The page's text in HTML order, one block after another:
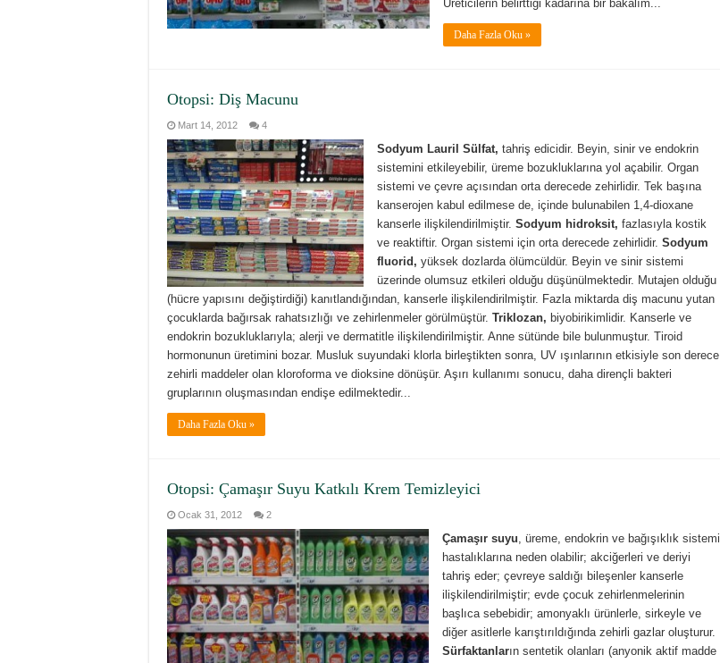
Üreticilerin belirttiği kadarına bir bakalım...
Daha Fazla Oku »
Otopsi: Diş Macunu
Mart 14, 2012 4
Sodyum Lauril Sülfat, tahriş edicidir. Beyin, sinir ve endokrin
sistemini etkileyebilir, üreme bozukluklarına yol açabilir. Organ
sistemi ve çevre açısından orta derecede zehirlidir. Tek başına
kanserojen kabul edilmese de, içinde bulunabilen 1,4-dioxane
kanserle ilişkilendirilmiştir. Sodyum hidroksit, fazlasıyla kostik
ve reaktiftir. Organ sistemi için orta derecede zehirlidir. Sodyum
fluorid, yüksek dozlarda ölümcüldür. Beyin ve sinir sistemi
üzerinde olumsuz etkileri olduğu düşünülmektedir. Mutajen olduğu
(hücre yapısını değiştirdiği) kanıtlandığından, kanserle ilişkilendirilmiştir. Fazla miktarda diş macunu yutan
çocuklarda bağırsak rahatsızlığı ve zehirlenmeler görülmüştür. Triklozan, biyobirikimlidir. Kanserle ve
endokrin bozukluklarıyla; alerji ve dermatitle ilişkilendirilmiştir. Anne sütünde bile bulunmuştur. Tiroid
hormonunun üretimini bozar. Musluk suyundaki klorla birleştikten sonra, UV ışınlarının etkisiyle son derece
zehirli maddeler olan kloroforma ve dioksine dönüşür. Aşırı kullanımı sonucu, daha dirençli bakteri
gruplarının oluşmasından endişe edilmektedir...
Daha Fazla Oku »
Otopsi: Çamaşır Suyu Katkılı Krem Temizleyici
Ocak 31, 2012 2
Çamaşır suyu, üreme, endokrin ve bağışıklık sistemi
hastalıklarına neden olabilir; akciğerleri ve deriyi
tahriş eder; çevreye saldığı bileşenler kanserle
ilişkilendirilmiştir; evde çocuk zehirlenmelerinin
başlıca sebebidir; amonyaklı ürünlerle, sirkeyle ve
diğer asitlerle karıştırıldığında zehirli gazlar oluşturur.
Sürfaktanların sentetik olanları (anyonik aktif madde